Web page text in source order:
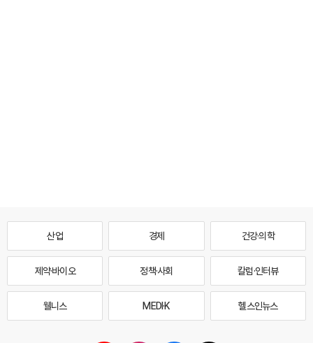
산업 경제 건강·의학
제약·바이오 정책·사회 칼럼·인터뷰
웰니스 MEDI·K 헬스인뉴스